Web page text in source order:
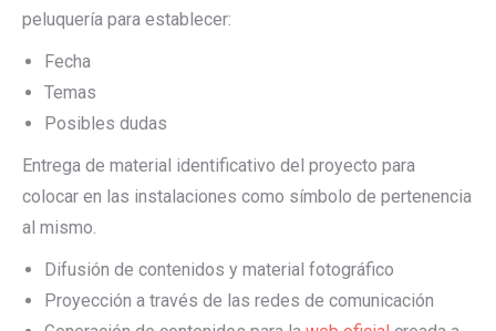
peluquería para establecer:
Fecha
Temas
Posibles dudas
Entrega de material identificativo del proyecto para
colocar en las instalaciones como símbolo de pertenencia
al mismo.
Difusión de contenidos y material fotográfico
Proyección a través de las redes de comunicación